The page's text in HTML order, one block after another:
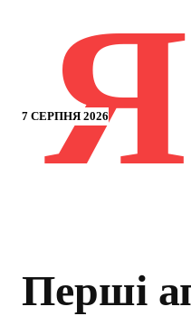
7 СЕРПНЯ 2026
Я
Перші